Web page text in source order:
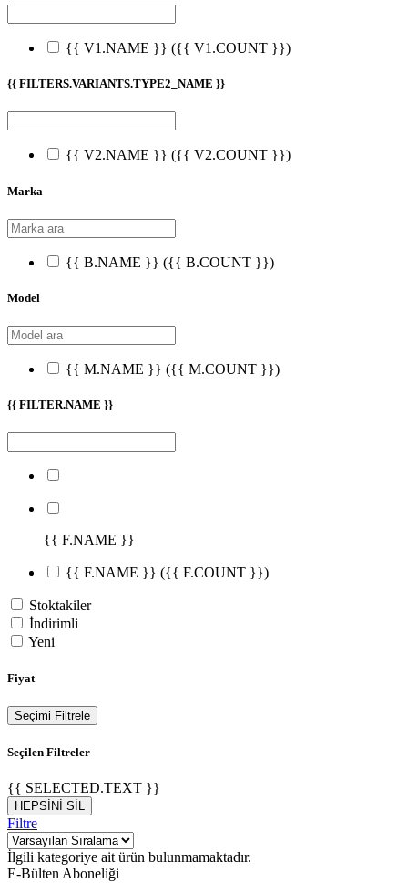
{{ V1.NAME }} ({{ V1.COUNT }})
{{ FILTERS.VARIANTS.TYPE2_NAME }}
{{ V2.NAME }} ({{ V2.COUNT }})
Marka
{{ B.NAME }} ({{ B.COUNT }})
Model
{{ M.NAME }} ({{ M.COUNT }})
{{ FILTER.NAME }}
{{ F.NAME }}
{{ F.NAME }} ({{ F.COUNT }})
Stoktakiler
İndirimli
Yeni
Fiyat
Seçimi Filtrele
Seçilen Filtreler
{{ SELECTED.TEXT }}
HEPSİNİ SİL
Filtre
İlgili kategoriye ait ürün bulunmamaktadır.
E-Bülten Aboneliği